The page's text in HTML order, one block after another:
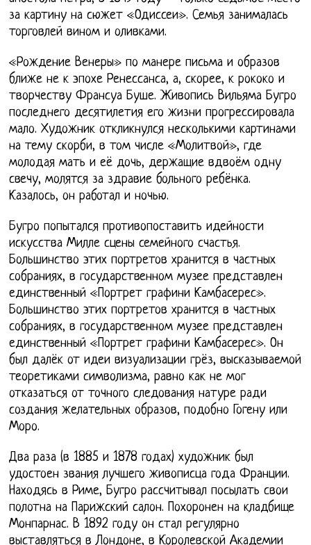
за картину на сюжет «Одиссеи». Семья занималась
торговлей вином и оливками.
«Рождение Венеры» по манере письма и образов
ближе не к эпохе Ренессанса, а, скорее, к рококо и
творчеству Франсуа Буше. Живопись Вильяма Бугро
последнего десятилетия его жизни прогрессировала
мало. Художник откликнулся несколькими картинами
на тему скорби, в том числе «Молитвой», где
молодая мать и её дочь, держащие вдвоём одну
свечу, молятся за здравие больного ребёнка.
Казалось, он работал и ночью.
Бугро попытался противопоставить идейности
искусства Милле сцены семейного счастья.
Большинство этих портретов хранится в частных
собраниях, в государственном музее представлен
единственный «Портрет графини Камбасерес».
Большинство этих портретов хранится в частных
собраниях, в государственном музее представлен
единственный «Портрет графини Камбасерес». Он
был далёк от идеи визуализации грёз, высказываемой
теоретиками символизма, равно как не мог
отказаться от точного следования натуре ради
создания желательных образов, подобно Гогену или
Моро.
Два раза (в 1885 и 1878 годах) художник был
удостоен звания лучшего живописца года Франции.
Находясь в Риме, Бугро рассчитывал посылать свои
полотна на Парижский салон. Похоронен на кладбище
Монпарнас. В 1892 году он стал регулярно
выставляться в Лондоне, в Королевской Академии